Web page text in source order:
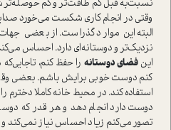
نسبت‌به قبل کم طاقت‌تر و کم
وقتی در انجام کاری شکست می‌خورد
البته این موارد گذرا‌ست. از بعضی
نزدیک‌تر و دوستانه‌ای دارد. احساس
اینفضای دوستانه را حفظ کنم،
کنم دوست خوبی برایش باشم. بعضی
ا‌ستفاده کند. در محیط خانه کاملا دخترم را
دوست دارد انجام دهد و هر قدر که
تصور می‌کنم زیاد احساس نیاز نمی‌کند